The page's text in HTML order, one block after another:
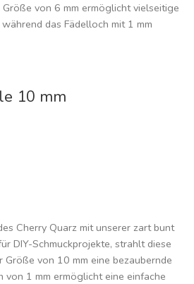
von 6 mm ermöglicht vielseitige
das Fädelloch mit 1 mm
Sie diese Granat Perlen, um
kreieren, die zeitlose Eleganz
Preis gilt pro Perle. Gönnen Sie Ihrem
der Granat Perlen.
10 mm
Cherry Quarz mit unserer zart bunt
DIY-Schmuckprojekte, strahlt diese
von 10 mm eine bezaubernde
von 1 mm ermöglicht eine einfache